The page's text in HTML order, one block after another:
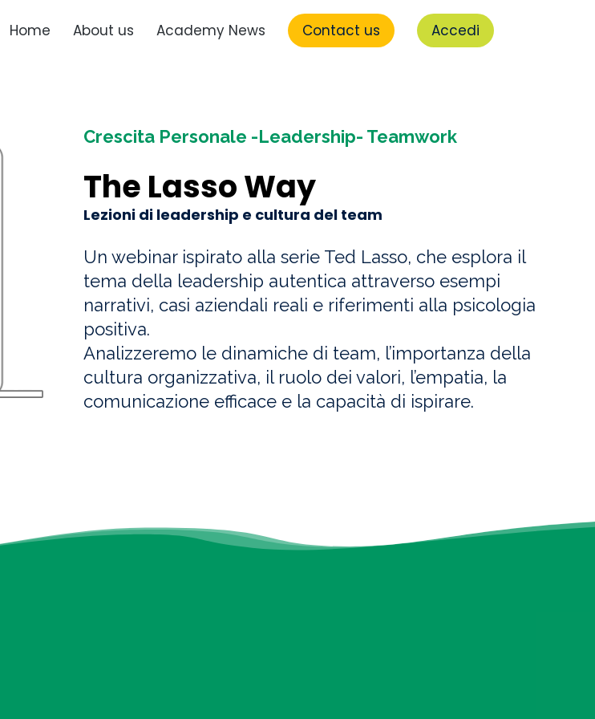
Home About us Academy News Contact us Accedi
Crescita Personale -Leadership- Teamwork
The Lasso Way
Lezioni di leadership e cultura del team
Un webinar ispirato alla serie Ted Lasso, che esplora il
tema della leadership autentica attraverso esempi
narrativi, casi aziendali reali e riferimenti alla psicologia
positiva.
Analizzeremo le dinamiche di team, l’importanza della
cultura organizzativa, il ruolo dei valori, l’empatia, la
comunicazione efficace e la capacità di ispirare.